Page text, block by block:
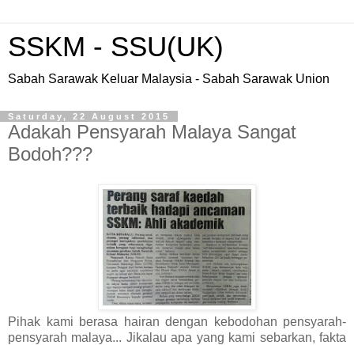
SSKM - SSU(UK)
Sabah Sarawak Keluar Malaysia - Sabah Sarawak Union
Saturday, 22 August 2015
Adakah Pensyarah Malaya Sangat
Bodoh???
Pihak kami berasa hairan dengan kebodohan pensyarah-
pensyarah malaya... Jikalau apa yang kami sebarkan, fakta